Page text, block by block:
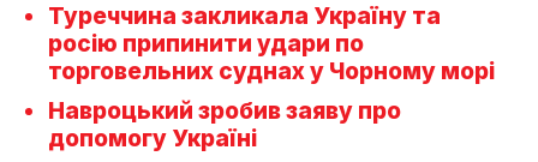
Туреччина закликала Україну та
росію припинити удари по
торговельних суднах у Чорному морі
Навроцький зробив заяву про
допомогу Україні